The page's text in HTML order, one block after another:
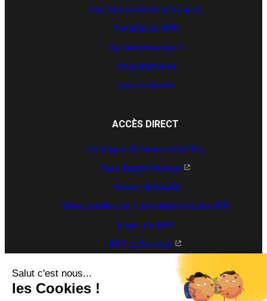
Nos formations en alternance
Travailler en MFR
Qui sommes nous ?
Nos partenaires
Nous contacter
ACCÈS DIRECT
Catalogue de formations (PDF)
Taxe d'apprentissage
Presse - Média Kit
Titres certifiés par l’Union Nationale des MFR
Louer une MFR
MFR La Boutique
Trouver une formation